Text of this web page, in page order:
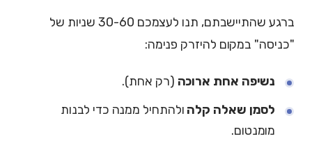
ברגע שהתיישבתם, תנו לעצמכם 30-60 שניות של
"כניסה" במקום להיזרק פנימה:
נשיפה אחת ארוכה (רק אחת).
לסמן שאלה קלה ולהתחיל ממנה כדי לבנות
מומנטום.